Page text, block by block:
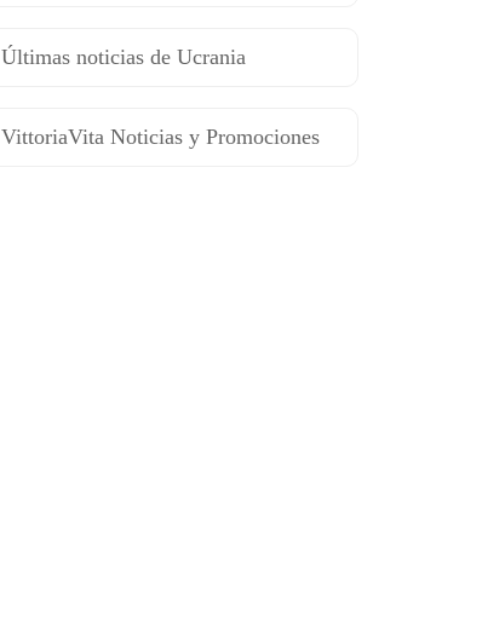
Últimas noticias de Ucrania
VittoriaVita Noticias y Promociones